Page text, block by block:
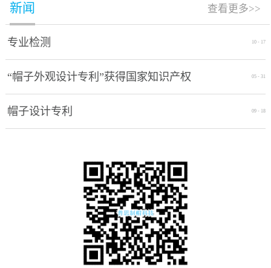
新闻
专业检测 10 - 17
“帽子外观设计专利”获得国家知识产权
局授权通过
05 - 31
帽子设计专利 09 - 18
查看更多>>